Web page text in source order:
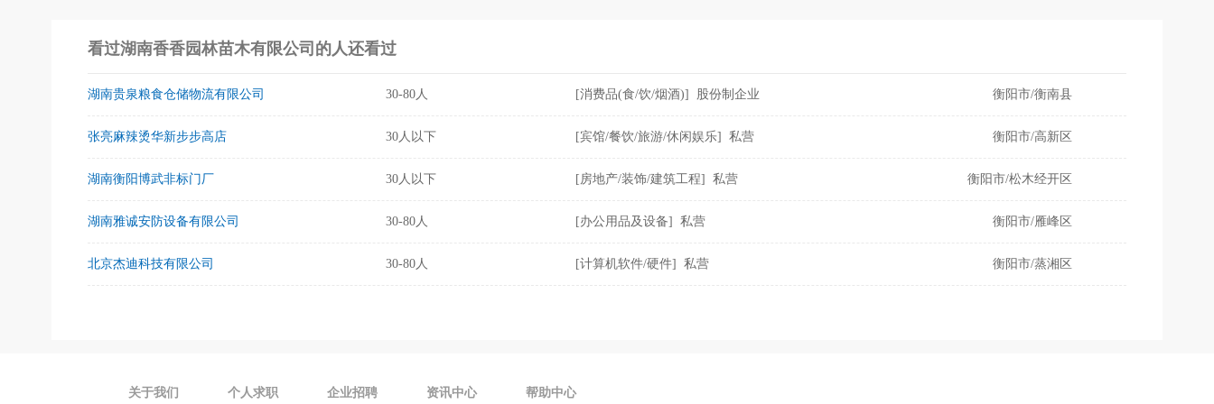
看过湖南香香园林苗木有限公司的人还看过
湖南贵泉粮食仓储物流有限公司 30-80人 [消费品(食/饮/烟酒)] 股份制企业 衡阳市/衡南县
张亮麻辣烫华新步步高店 30人以下 [宾馆/餐饮/旅游/休闲娱乐] 私营 衡阳市/高新区
湖南衡阳博武非标门厂 30人以下 [房地产/装饰/建筑工程] 私营 衡阳市/松木经开区
湖南雅诚安防设备有限公司 30-80人 [办公用品及设备] 私营 衡阳市/雁峰区
北京杰迪科技有限公司 30-80人 [计算机软件/硬件] 私营 衡阳市/蒸湘区
关于我们 个人求职 企业招聘 资讯中心 帮助中心